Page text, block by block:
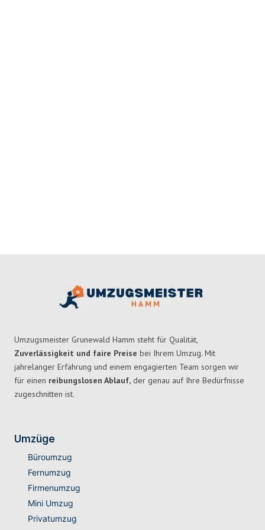
Umzugsmeister Grunewald Hamm steht für Qualität,
Zuverlässigkeit und faire Preise bei Ihrem Umzug. Mit
jahrelanger Erfahrung und einem engagierten Team sorgen wir
für einen reibungslosen Ablauf, der genau auf Ihre Bedürfnisse
zugeschnitten ist.
Umzüge
Büroumzug
Fernumzug
Firmenumzug
Mini Umzug
Privatumzug